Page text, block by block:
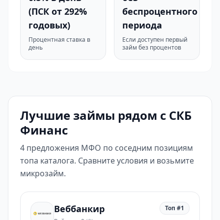
(ПСК от 292%
годовых)
Процентная ставка в
день
беспроцентного
периода
Если доступен первый
займ без процентов
Лучшие займы рядом с СКБ
Финанс
4 предложения МФО по соседним позициям
топа каталога. Сравните условия и возьмите
микрозайм.
Веббанкир Топ #1